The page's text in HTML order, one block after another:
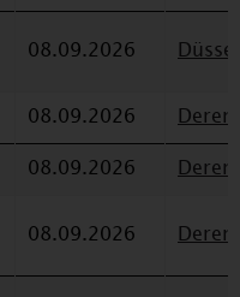
08.09.2026
08.09.2026
08.09.2026
08.09.2026